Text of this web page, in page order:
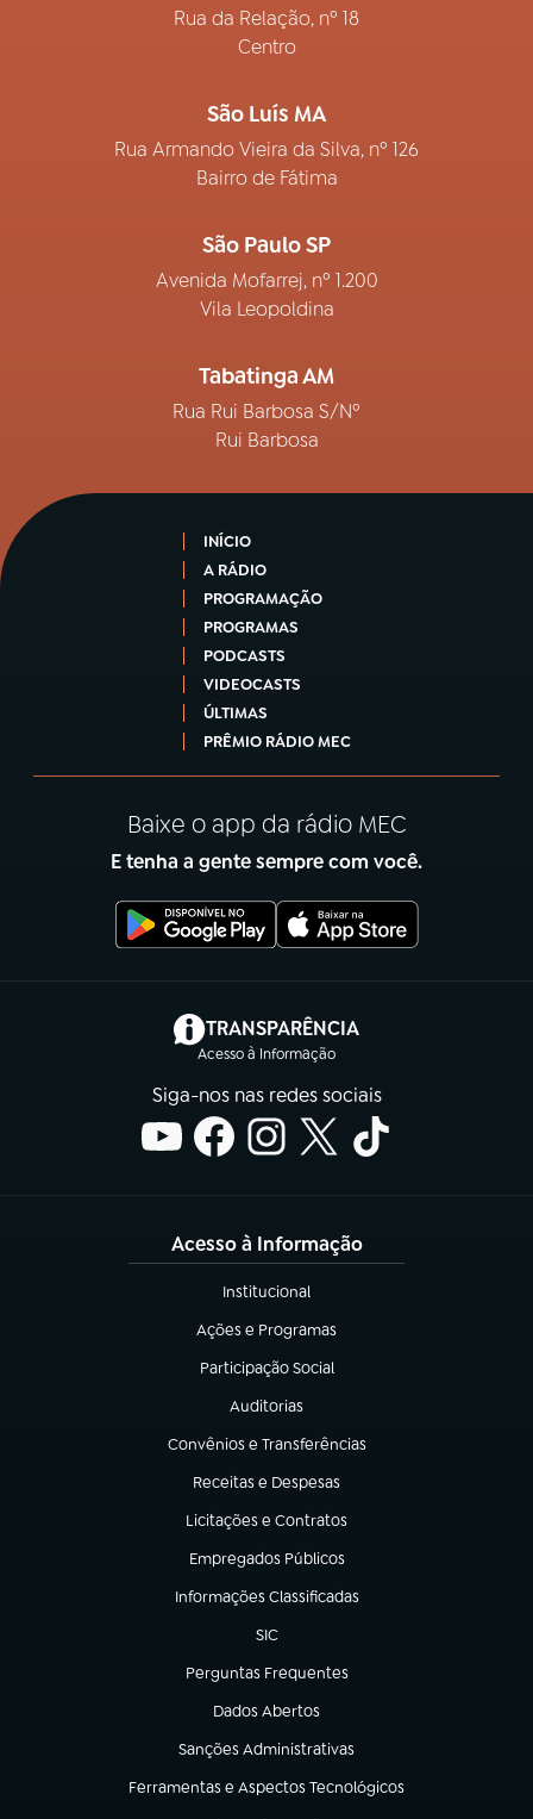
Rua da Relação, nº 18
Centro
São Luís MA
Rua Armando Vieira da Silva, nº 126
Bairro de Fátima
São Paulo SP
Avenida Mofarrej, nº 1.200
Vila Leopoldina
Tabatinga AM
Rua Rui Barbosa S/Nº
Rui Barbosa
INÍCIO
A RÁDIO
PROGRAMAÇÃO
PROGRAMAS
PODCASTS
VIDEOCASTS
ÚLTIMAS
PRÊMIO RÁDIO MEC
Baixe o app da rádio MEC
E tenha a gente sempre com você.
TRANSPARÊNCIA
Acesso à Informação
(abre em nova aba)
Siga-nos nas redes sociais
Acesso à Informação
Institucional
(abre em nova aba)
Ações e Programas
(abre em nova aba)
Participação Social
(abre em nova aba)
Auditorias
(abre em nova aba)
Convênios e Transferências
(abre em nova aba)
Receitas e Despesas
(abre em nova aba)
Licitações e Contratos
(abre em nova aba)
Empregados Públicos
(abre em nova aba)
Informações Classificadas
(abre em nova aba)
SIC
(abre em nova aba)
Perguntas Frequentes
(abre em nova aba)
Dados Abertos
(abre em nova aba)
Sanções Administrativas
(abre em nova aba)
Ferramentas e Aspectos Tecnológicos
(abre em nova aba)